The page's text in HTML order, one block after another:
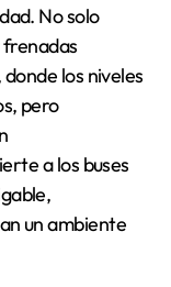
No solo
los niveles
pero
a los buses
un ambiente